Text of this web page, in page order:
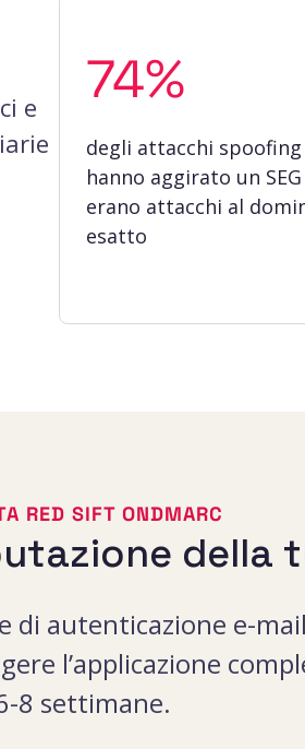
e
74%
degli attacchi spoofing
hanno aggirato un SEG
erano attacchi al
esatto
RED SIFT ONDMARC
della
di autenticazione e-
l’applicazione
8 settimane.